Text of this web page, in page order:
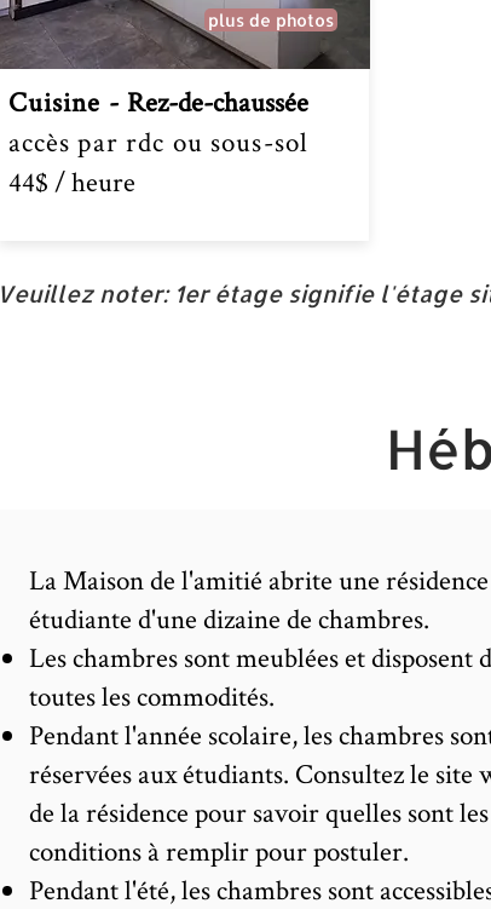
plus de photos
Cuisine - Rez-de-chaussée
accès par rdc ou sous-sol
44$ /heure
Veuillez noter: 1er étage signifie l'étage
La Maison de l'amitié abrite une résidence
étudiante d'une dizaine de chambres.
Les chambres sont meublées et disposent
toutes les commodités.
Pendant l'année scolaire, les chambres
réservées aux étudiants. Consultez le site
de la résidence pour savoir quelles sont les
conditions à remplir pour postuler.
Pendant l'été, les chambres sont